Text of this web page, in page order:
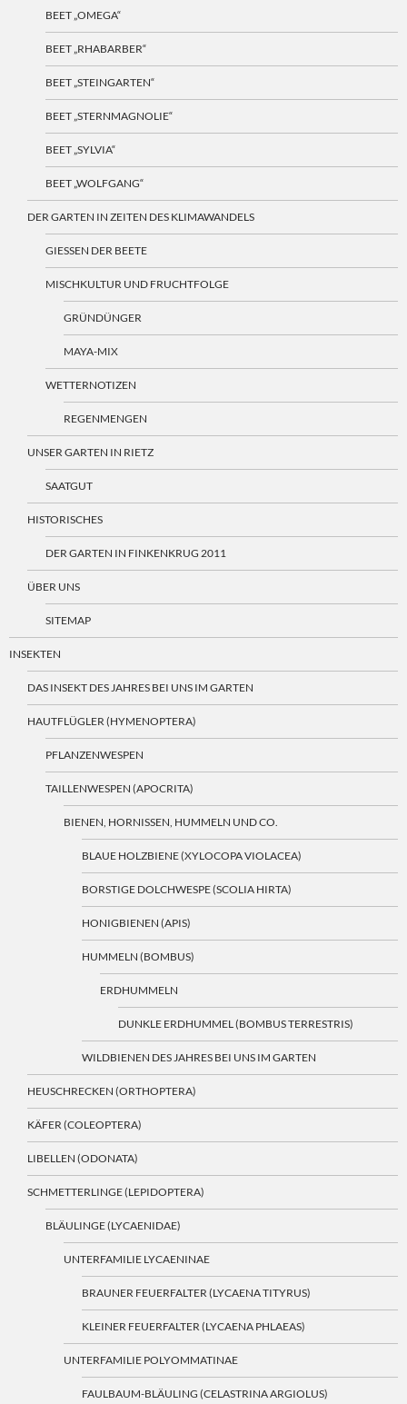
BEET „OMEGA“
BEET „RHABARBER“
BEET „STEINGARTEN“
BEET „STERNMAGNOLIE“
BEET „SYLVIA“
BEET „WOLFGANG“
DER GARTEN IN ZEITEN DES KLIMAWANDELS
GIESSEN DER BEETE
MISCHKULTUR UND FRUCHTFOLGE
GRÜNDÜNGER
MAYA-MIX
WETTERNOTIZEN
REGENMENGEN
UNSER GARTEN IN RIETZ
SAATGUT
HISTORISCHES
DER GARTEN IN FINKENKRUG 2011
ÜBER UNS
SITEMAP
INSEKTEN
DAS INSEKT DES JAHRES BEI UNS IM GARTEN
HAUTFLÜGLER (HYMENOPTERA)
PFLANZENWESPEN
TAILLENWESPEN (APOCRITA)
BIENEN, HORNISSEN, HUMMELN UND CO.
BLAUE HOLZBIENE (XYLOCOPA VIOLACEA)
BORSTIGE DOLCHWESPE (SCOLIA HIRTA)
HONIGBIENEN (APIS)
HUMMELN (BOMBUS)
ERDHUMMELN
DUNKLE ERDHUMMEL (BOMBUS TERRESTRIS)
WILDBIENEN DES JAHRES BEI UNS IM GARTEN
HEUSCHRECKEN (ORTHOPTERA)
KÄFER (COLEOPTERA)
LIBELLEN (ODONATA)
SCHMETTERLINGE (LEPIDOPTERA)
BLÄULINGE (LYCAENIDAE)
UNTERFAMILIE LYCAENINAE
BRAUNER FEUERFALTER (LYCAENA TITYRUS)
KLEINER FEUERFALTER (LYCAENA PHLAEAS)
UNTERFAMILIE POLYOMMATINAE
FAULBAUM-BLÄULING (CELASTRINA ARGIOLUS)